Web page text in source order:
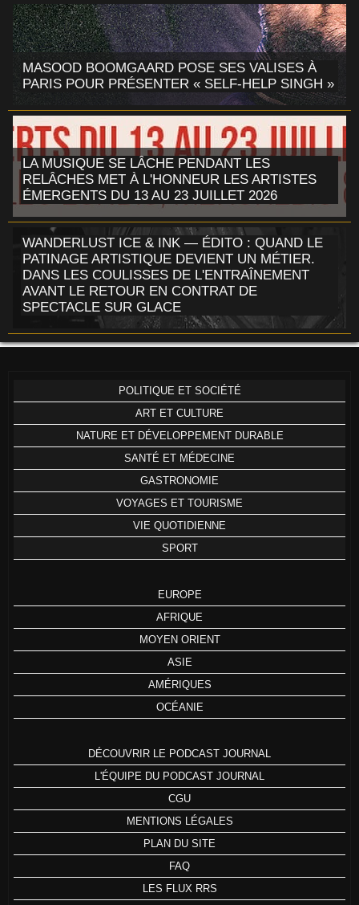
MASOOD BOOMGAARD POSE SES VALISES À
PARIS POUR PRÉSENTER « SELF-HELP SINGH »
LA MUSIQUE SE LÂCHE PENDANT LES
RELÂCHES MET À L'HONNEUR LES ARTISTES
ÉMERGENTS DU 13 AU 23 JUILLET 2026
WANDERLUST ICE & INK — ÉDITO : QUAND LE
PATINAGE ARTISTIQUE DEVIENT UN MÉTIER.
DANS LES COULISSES DE L'ENTRAÎNEMENT
AVANT LE RETOUR EN CONTRAT DE
SPECTACLE SUR GLACE
POLITIQUE ET SOCIÉTÉ
ART ET CULTURE
NATURE ET DÉVELOPPEMENT DURABLE
SANTÉ ET MÉDECINE
GASTRONOMIE
VOYAGES ET TOURISME
VIE QUOTIDIENNE
SPORT
EUROPE
AFRIQUE
MOYEN ORIENT
ASIE
AMÉRIQUES
OCÉANIE
DÉCOUVRIR LE PODCAST JOURNAL
L'ÉQUIPE DU PODCAST JOURNAL
CGU
MENTIONS LÉGALES
PLAN DU SITE
FAQ
LES FLUX RRS